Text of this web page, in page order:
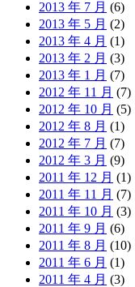
2013 年 7 月 (6)
2013 年 5 月 (2)
2013 年 4 月 (1)
2013 年 2 月 (3)
2013 年 1 月 (7)
2012 年 11 月 (7)
2012 年 10 月 (5)
2012 年 8 月 (1)
2012 年 7 月 (7)
2012 年 3 月 (9)
2011 年 12 月 (1)
2011 年 11 月 (7)
2011 年 10 月 (3)
2011 年 9 月 (6)
2011 年 8 月 (10)
2011 年 6 月 (1)
2011 年 4 月 (3)